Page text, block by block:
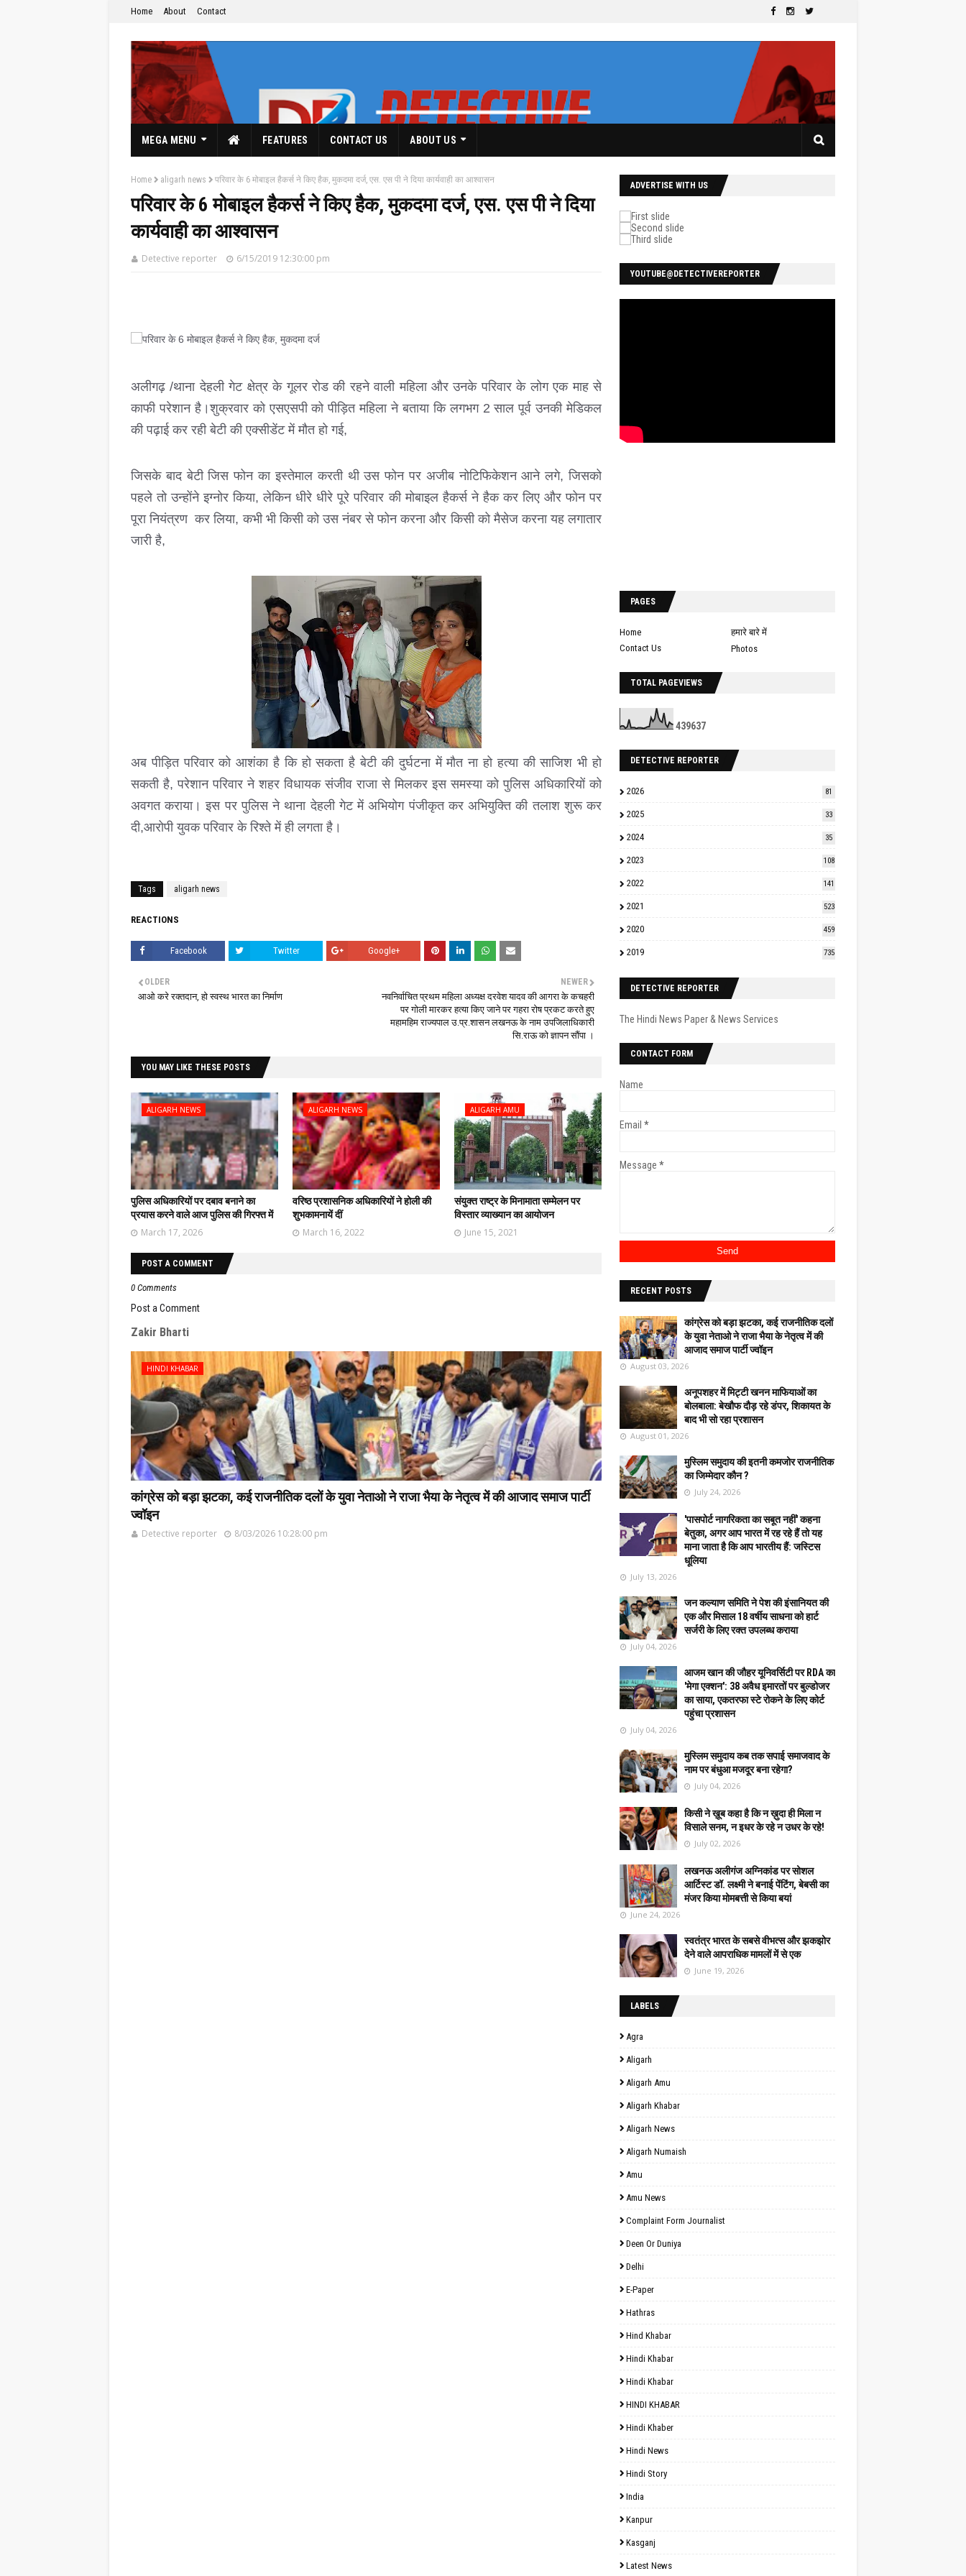
Home About Contact
MEGA MENU FEATURES CONTACT US ABOUT US
Home aligarh news परिवार के 6 मोबाइल हैकर्स ने किए हैक, मुकदमा दर्ज, एस. एस पी ने दिया कार्यवाही का आश्वासन
परिवार के 6 मोबाइल हैकर्स ने किए हैक, मुकदमा दर्ज, एस. एस पी ने दिया
कार्यवाही का आश्वासन
Detective reporter 6/15/2019 12:30:00 pm
अलीगढ़ /थाना देहली गेट क्षेत्र के गूलर रोड की रहने वाली महिला और उनके परिवार के लोग एक माह से
काफी परेशान है।शुक्रवार को एसएसपी को पीड़ित महिला ने बताया कि लगभग 2 साल पूर्व उनकी मेडिकल
की पढ़ाई कर रही बेटी की एक्सीडेंट में मौत हो गई,
जिसके बाद बेटी जिस फोन का इस्तेमाल करती थी उस फोन पर अजीब नोटिफिकेशन आने लगे, जिसको
पहले तो उन्होंने इग्नोर किया, लेकिन धीरे धीरे पूरे परिवार की मोबाइल हैकर्स ने हैक कर लिए और फोन पर
पूरा नियंत्रण कर लिया, कभी भी किसी को उस नंबर से फोन करना और किसी को मैसेज करना यह लगातार
जारी है,
अब पीड़ित परिवार को आशंका है कि हो सकता है बेटी की दुर्घटना में मौत ना हो हत्या की साजिश भी हो
सकती है, परेशान परिवार ने शहर विधायक संजीव राजा से मिलकर इस समस्या को पुलिस अधिकारियों को
अवगत कराया। इस पर पुलिस ने थाना देहली गेट में अभियोग पंजीकृत कर अभियुक्ति की तलाश शुरू कर
दी,आरोपी युवक परिवार के रिश्ते में ही लगता है।
Tags aligarh news
REACTIONS
Facebook Twitter Google+
NEWER
नवनिर्वाचित प्रथम महिला अध्यक्ष दरवेश यादव की आगरा के कचहरी
पर गोली मारकर हत्या किए जाने पर गहरा रोष प्रकट करते हुए
महामहिम राज्यपाल उ.प्र.शासन लखनऊ के नाम उपजिलाधिकारी
सि.राऊ को ज्ञापन सौंपा ।
OLDER
आओ करे रक्तदान, हो स्वस्थ भारत का निर्माण
YOU MAY LIKE THESE POSTS
ALIGARH NEWS
पुलिस अधिकारियों पर दबाव बनाने का
प्रयास करने वाले आज पुलिस की गिरफ्त में
March 17, 2026
ALIGARH NEWS
वरिष्ठ प्रशासनिक अधिकारियों ने होली की
शुभकामनायें दीं
March 16, 2022
ALIGARH AMU
संयुक्त राष्ट्र के मिनामाता सम्मेलन पर
विस्तार व्याख्यान का आयोजन
June 15, 2021
POST A COMMENT
0 Comments
Post a Comment
Zakir Bharti
HINDI KHABAR
कांग्रेस को बड़ा झटका, कई राजनीतिक दलों के युवा नेताओ ने राजा भैया के नेतृत्व में की आजाद समाज पार्टी
ज्वॉइन
Detective reporter 8/03/2026 10:28:00 pm
ADVERTISE WITH US
YOUTUBE@DETECTIVEREPORTER
PAGES
Home
हमारे बारे में
Contact Us
Photos
TOTAL PAGEVIEWS
439637
DETECTIVE REPORTER
2026 81
2025 33
2024 35
2023 108
2022 141
2021 523
2020 459
2019 735
DETECTIVE REPORTER
The Hindi News Paper & News Services
CONTACT FORM
Name
Email *
Message *
RECENT POSTS
कांग्रेस को बड़ा झटका, कई राजनीतिक दलों
के युवा नेताओ ने राजा भैया के नेतृत्व में की
आजाद समाज पार्टी ज्वॉइन
August 03, 2026
अनूपशहर में मिट्टी खनन माफियाओं का
बोलबाला: बेखौफ दौड़ रहे डंपर, शिकायत के
बाद भी सो रहा प्रशासन
August 01, 2026
मुस्लिम समुदाय की इतनी कमजोर राजनीतिक
का जिम्मेदार कौन ?
July 24, 2026
'पासपोर्ट नागरिकता का सबूत नहीं' कहना
बेतुका, अगर आप भारत में रह रहे हैं तो यह
माना जाता है कि आप भारतीय हैं: जस्टिस
धूलिया
July 13, 2026
जन कल्याण समिति ने पेश की इंसानियत की
एक और मिसाल 18 वर्षीय साधना को हार्ट
सर्जरी के लिए रक्त उपलब्ध कराया
July 04, 2026
आजम खान की जौहर यूनिवर्सिटी पर RDA का
'मेगा एक्शन': 38 अवैध इमारतों पर बुल्डोजर
का साया, एकतरफा स्टे रोकने के लिए कोर्ट
पहुंचा प्रशासन
July 04, 2026
मुस्लिम समुदाय कब तक सपाई समाजवाद के
नाम पर बंधुआ मजदूर बना रहेगा?
July 04, 2026
किसी ने ख़ूब कहा है कि न ख़ुदा ही मिला न
विसाले सनम, न इधर के रहे न उधर के रहे!
July 02, 2026
लखनऊ अलीगंज अग्निकांड पर सोशल
आर्टिस्ट डॉ. लक्ष्मी ने बनाई पेंटिंग, बेबसी का
मंजर किया मोमबत्ती से किया बयां
June 24, 2026
स्वतंत्र भारत के सबसे वीभत्स और झकझोर
देने वाले आपराधिक मामलों में से एक
June 19, 2026
LABELS
Agra
Aligarh
Aligarh Amu
Aligarh Khabar
Aligarh News
Aligarh Numaish
Amu
Amu News
Complaint Form Journalist
Deen Or Duniya
Delhi
E-Paper
Hathras
Hind Khabar
Hindi Khabar
Hindi Khabar
HINDI KHABAR
Hindi Khaber
Hindi News
Hindi Story
India
Kanpur
Kasganj
Latest News